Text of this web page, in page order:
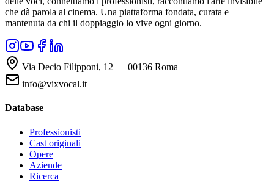
che dà parola al cinema. Una piattaforma fondata, curata e
mantenuta da chi il doppiaggio lo vive ogni giorno.
Via Decio Filipponi, 12 — 00136 Roma
info@vixvocal.it
Database
Professionisti
Cast originali
Opere
Aziende
Ricerca